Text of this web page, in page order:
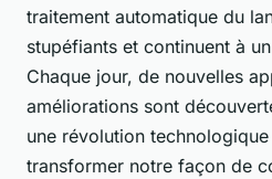
traitement automatique du
stupéfiants et continuent à
Chaque jour, de nouvelles
améliorations sont
une révolution
transformer notre façon de